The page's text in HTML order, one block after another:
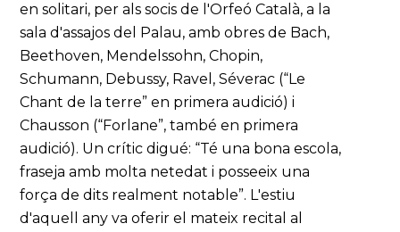
en solitari, per als socis de l'Orfeó Català, a la
sala d'assajos del Palau, amb obres de Bach,
Beethoven, Mendelssohn, Chopin,
Schumann, Debussy, Ravel, Séverac (“Le
Chant de la terre” en primera audició) i
Chausson (“Forlane”, també en primera
audició). Un crític digué: “Té una bona escola,
fraseja amb molta netedat i posseeix una
força de dits realment notable”. L'estiu
d'aquell any va oferir el mateix recital al